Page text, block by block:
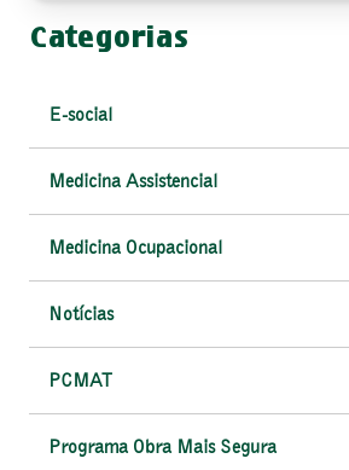
Categorias
E-social
Medicina Assistencial
Medicina Ocupacional
Notícias
PCMAT
Programa Obra Mais Segura